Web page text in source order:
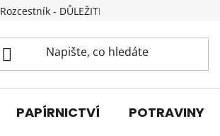
Rozcestník - DŮLEŽITÉ INFORMACE
PAPÍRNICTVÍ POTRAVINY